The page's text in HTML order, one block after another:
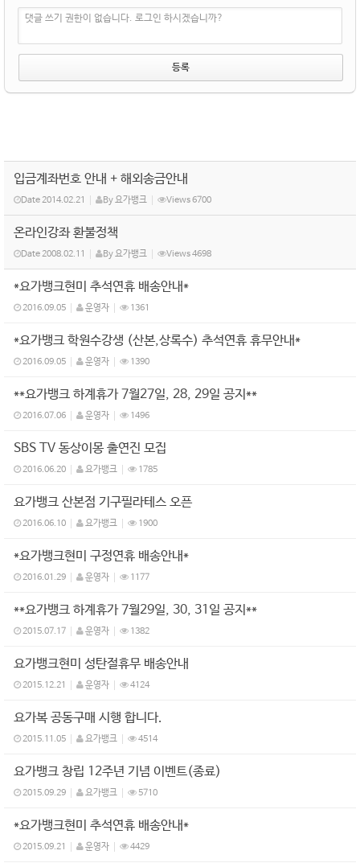
댓글 쓰기 권한이 없습니다. 로그인 하시겠습니까?
입금계좌번호 안내 + 해외송금안내
Date2014.02.21 By요가뱅크 Views6700
온라인강좌 환불정책
Date2008.02.11 By요가뱅크 Views4698
*요가뱅크현미 추석연휴 배송안내*
2016.09.05 운영자 1361
*요가뱅크 학원수강생 (산본,상록수) 추석연휴 휴무안내*
2016.09.05 운영자 1390
**요가뱅크 하계휴가 7월27일, 28, 29일 공지**
2016.07.06 운영자 1496
SBS TV 동상이몽 출연진 모집
2016.06.20 요가뱅크 1785
요가뱅크 산본점 기구필라테스 오픈
2016.06.10 요가뱅크 1900
*요가뱅크현미 구정연휴 배송안내*
2016.01.29 운영자 1177
**요가뱅크 하계휴가 7월29일, 30, 31일 공지**
2015.07.17 운영자 1382
요가뱅크현미 성탄절휴무 배송안내
2015.12.21 운영자 4124
요가복 공동구매 시행 합니다.
2015.11.05 요가뱅크 4514
요가뱅크 창립 12주년 기념 이벤트(종료)
2015.09.29 요가뱅크 5710
*요가뱅크현미 추석연휴 배송안내*
2015.09.21 운영자 4429